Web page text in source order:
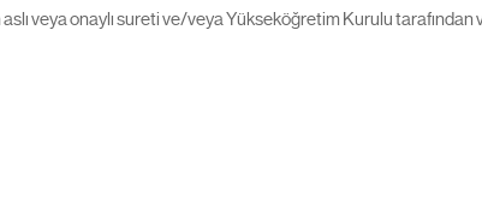
veya onaylı sureti ve/veya Yükseköğretim Kurulu tarafından